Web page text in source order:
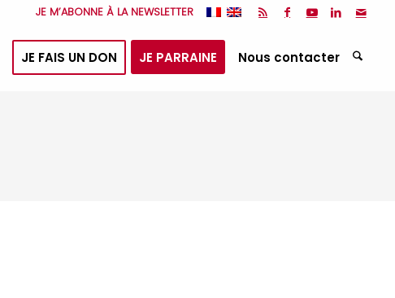
JE M’ABONNE À LA NEWSLETTER
JE FAIS UN DON JE PARRAINE Nous contacter